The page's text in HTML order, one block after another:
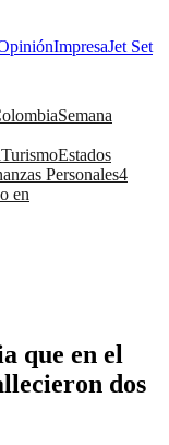
ImpresaJet Set
Semana
TurismoEstados
Personales4
en
que en el
dos